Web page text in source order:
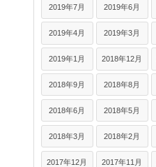
2019年7月 2019年6月
2019年4月 2019年3月
2019年1月 2018年12月
2018年9月 2018年8月
2018年6月 2018年5月
2018年3月 2018年2月
2017年12月 2017年11月